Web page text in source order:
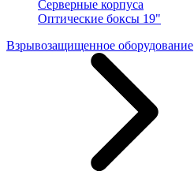
Серверные корпуса
Оптические боксы 19"
Взрывозащищенное оборудование